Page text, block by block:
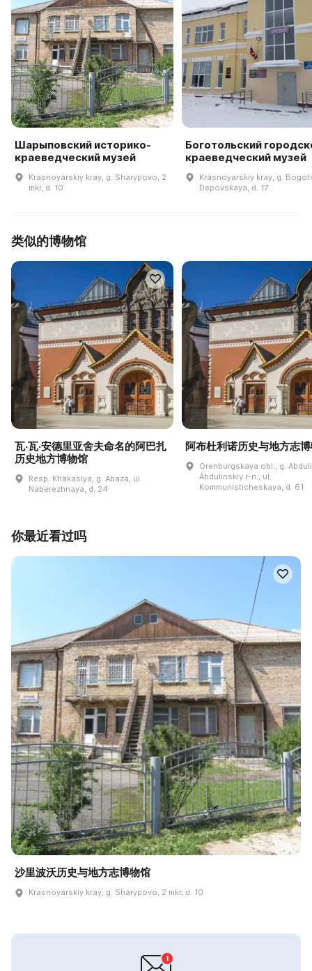
Шарыповский историко-
краеведческий музей
Krasnoyarskiy kray, g. Sharypovo, 2
mkr, d. 10
Боготольский
краеведческий музей
Krasnoyarskiy kray, g.
Depovskaya, d. 17
类似的博物馆
瓦·瓦·安德里亚舍夫命名的阿巴扎
历史地方博物馆
Resp. Khakasiya, g. Abaza, ul.
Naberezhnaya, d. 24
阿布杜利诺历史与地方志
Orenburgskaya obl., g.
Abdulinskiy r-n., ul.
Kommunisticheskaya, d. 61
你最近看过吗
沙里波沃历史与地方志博物馆
Krasnoyarskiy kray, g. Sharypovo, 2 mkr, d. 10